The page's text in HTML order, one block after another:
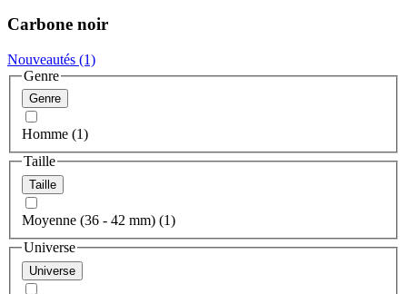
Carbone noir
Nouveautés (1)
Genre
Genre
Homme (1)
Taille
Taille
Moyenne (36 - 42 mm) (1)
Universe
Universe